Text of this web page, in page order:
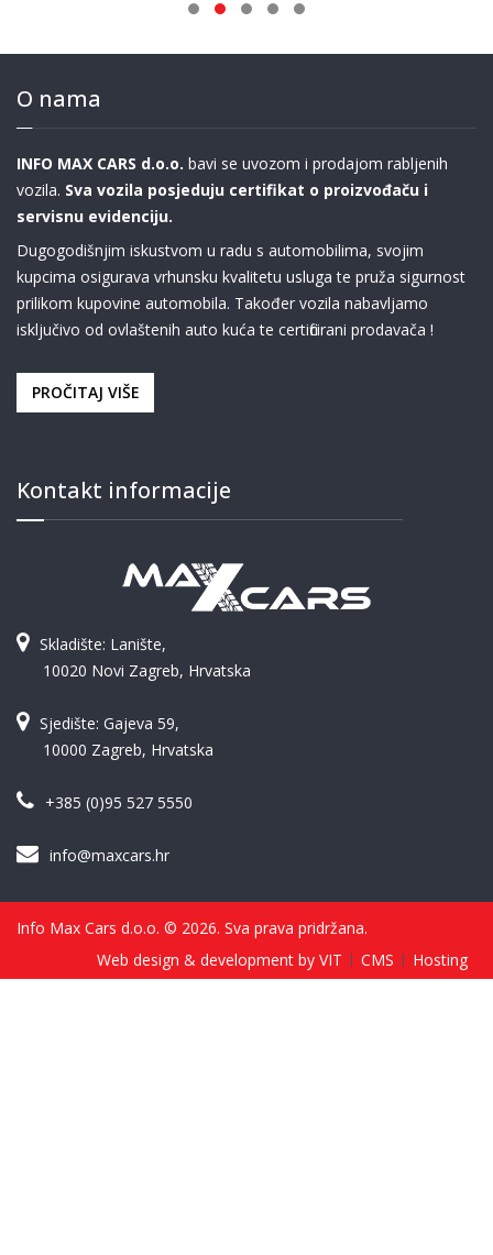
O nama
INFO MAX CARS d.o.o. bavi se uvozom i prodajom rabljenih
vozila. Sva vozila posjeduju certifikat o proizvođaču i
servisnu evidenciju.
Dugogodišnjim iskustvom u radu s automobilima, svojim
kupcima osigurava vrhunsku kvalitetu usluga te pruža sigurnost
prilikom kupovine automobila. Također vozila nabavljamo
isključivo od ovlaštenih auto kuća te certificirani prodavača !
PROČITAJ VIŠE
Kontakt informacije
Skladište: Lanište,
10020 Novi Zagreb, Hrvatska
Sjedište: Gajeva 59,
10000 Zagreb, Hrvatska
+385 (0)95 527 5550
info@maxcars.hr
Info Max Cars d.o.o. © 2026. Sva prava pridržana.
Web design & development by VIT
CMS Hosting